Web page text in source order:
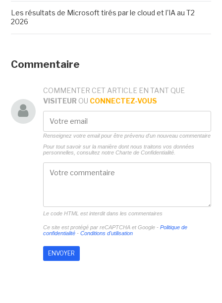
Les résultats de Microsoft tirés par le cloud et l'IA au T2
2026
Commentaire
COMMENTER CET ARTICLE EN TANT QUE
VISITEUR OU CONNECTEZ-VOUS
Renseignez votre email pour être prévenu d'un nouveau commentaire
Pour tout savoir sur la manière dont nous traitons vos données
personnelles, consultez notre Charte de Confidentialité.
Le code HTML est interdit dans les commentaires
Ce site est protégé par reCAPTCHA et Google - Politique de
confidentialité- Conditions d'utilisation